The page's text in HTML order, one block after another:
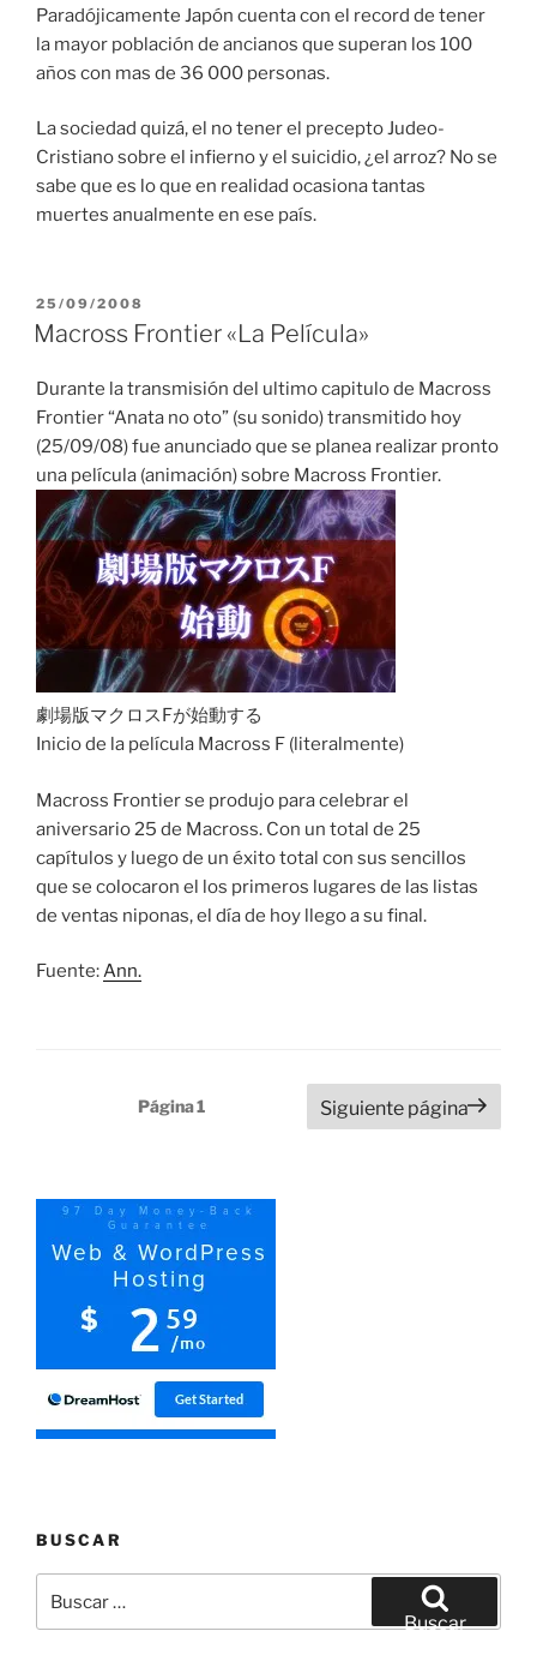
Paradójicamente Japón cuenta con el record de tener
la mayor población de ancianos que superan los 100
años con mas de 36 000 personas.
La sociedad quizá, el no tener el precepto Judeo-
Cristiano sobre el infierno y el suicidio, ¿el arroz? No se
sabe que es lo que en realidad ocasiona tantas
muertes anualmente en ese país.
PUBLICADO
EL
25/09/2008
Macross Frontier «La Película»
Durante la transmisión del ultimo capitulo de Macross
Frontier “Anata no oto” (su sonido) transmitido hoy
(25/09/08) fue anunciado que se planea realizar pronto
una película (animación) sobre Macross Frontier.
劇場版マクロスFが始動する
Inicio de la película Macross F (literalmente)
Macross Frontier se produjo para celebrar el
aniversario 25 de Macross. Con un total de 25
capítulos y luego de un éxito total con sus sencillos
que se colocaron el los primeros lugares de las listas
de ventas niponas, el día de hoy llego a su final.
Fuente:Ann.
PaginaciónPágina1 Siguiente página
BUSCAR
por:
Buscar